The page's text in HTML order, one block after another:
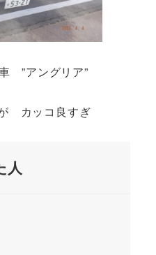
車 ”アングリア”
カッコ良すぎ
人